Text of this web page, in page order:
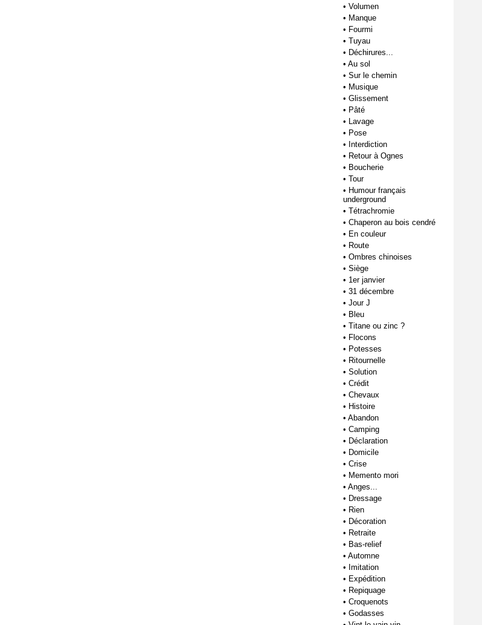
• Volumen
• Manque
• Fourmi
• Tuyau
• Déchirures...
• Au sol
• Sur le chemin
• Musique
• Glissement
• Pâté
• Lavage
• Pose
• Interdiction
• Retour à Ognes
• Boucherie
• Tour
• Humour français
underground
• Tétrachromie
• Chaperon au bois cendré
• En couleur
• Route
• Ombres chinoises
• Siège
• 1er janvier
• 31 décembre
• Jour J
• Bleu
• Titane ou zinc ?
• Flocons
• Potesses
• Ritournelle
• Solution
• Crédit
• Chevaux
• Histoire
• Abandon
• Camping
• Déclaration
• Domicile
• Crise
• Memento mori
• Anges...
• Dressage
• Rien
• Décoration
• Retraite
• Bas-relief
• Automne
• Imitation
• Expédition
• Repiquage
• Croquenots
• Godasses